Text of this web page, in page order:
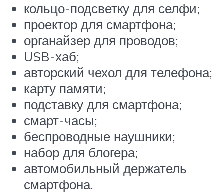
кольцо-подсветку для селфи;
проектор для смартфона;
органайзер для проводов;
USB-хаб;
авторский чехол для телефона;
карту памяти;
подставку для смартфона;
смарт-часы;
беспроводные наушники;
набор для блогера;
автомобильный держатель
смартфона.